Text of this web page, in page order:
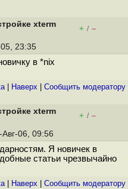
xterm
+ / –
23:35
в *nix
| Наверх Cообщить модератору
xterm
+ / –
06, 09:56
Я новичек в
статьи чрезвычайно
| Наверх Cообщить модератору